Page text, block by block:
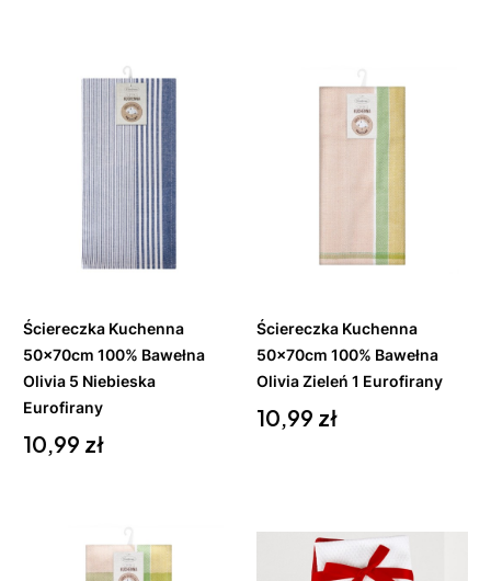
Do
Ściereczka Kuchenna
50x70cm 100% Bawełna
Olivia 5 Niebieska
Eurofirany
Cena
10,99 zł
Do
Ściereczka Kuchenna
50x70cm 100% Bawełna
Olivia Zieleń 1 Eurofirany
Cena
10,99 zł